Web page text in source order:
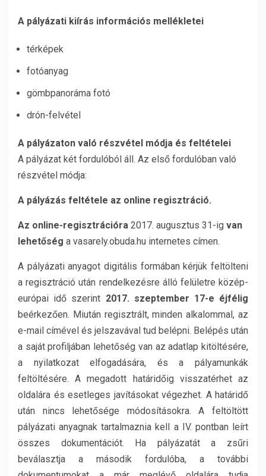
A pályázati kiírás információs mellékletei
térképek
fotóanyag
gömbpanoráma fotó
drón-felvétel
A pályázaton való részvétel módja és feltételei
A pályázat két fordulóból áll. Az első fordulóban való
részvétel módja:
A pályázás feltétele az online regisztráció.
Az online-regisztrációra 2017. augusztus 31-ig van
lehetőség a vasarely.obuda.hu internetes címen.
A pályázati anyagot digitális formában kérjük feltölteni
a regisztráció után rendelkezésre álló felületre közép-
európai idő szerint 2017. szeptember 17-e éjfélig
beérkezően. Miután regisztrált, minden alkalommal, az
e-mail címével és jelszavával tud belépni. Belépés után
a saját profiljában lehetőség van az adatlap kitöltésére,
a nyilatkozat elfogadására, és a pályamunkák
feltöltésére. A megadott határidőig visszatérhet az
oldalára és esetleges javításokat végezhet. A határidő
után nincs lehetősége módosításokra. A feltöltött
pályázati anyagnak tartalmaznia kell a IV. pontban leírt
összes dokumentációt. Ha pályázatát a zsűri
beválasztja a második fordulóba, a további